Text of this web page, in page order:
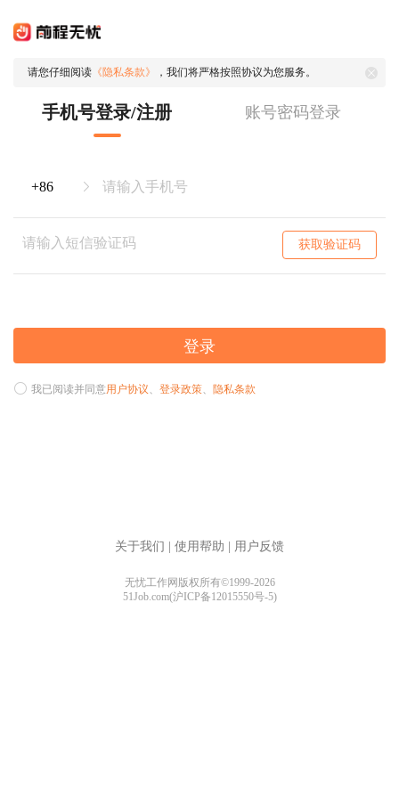
请您仔细阅读 《隐私条款》 ，我们将严格按照协议为您服务。
手机号登录/注册 账号密码登录
获取验证码
登录
我已阅读并同意用户协议、 登录政策、 隐私条款
关于我们 使用帮助 用户反馈
无忧工作网版权所有©1999-2026
51Job.com(沪ICP备12015550号-5)